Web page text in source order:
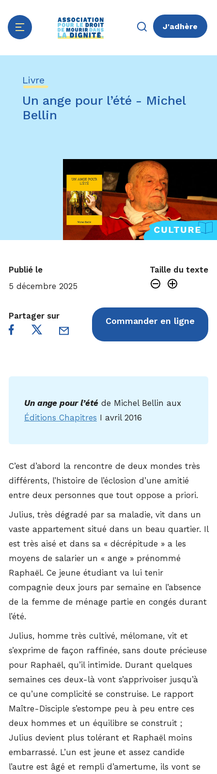
contenu
principal
J'adhère
Livre
Un ange pour l’été - Michel
Bellin
Publié le
5 décembre 2025
Taille du texte
Partager sur Commander en ligne
Un ange pour l’été de Michel Bellin aux
Éditions Chapitres I avril 2016
C’est d’abord la rencontre de deux mondes très
différents, l’histoire de l’éclosion d’une amitié
entre deux personnes que tout oppose a priori.
Julius, très dégradé par sa maladie, vit dans un
vaste appartement situé dans un beau quartier. Il
est très aisé et dans sa « décrépitude » a les
moyens de salarier un « ange » prénommé
Raphaël. Ce jeune étudiant va lui tenir
compagnie deux jours par semaine en l’absence
de la femme de ménage partie en congés durant
l’été.
Julius, homme très cultivé, mélomane, vit et
s’exprime de façon raffinée, sans doute précieuse
pour Raphaël, qu’il intimide. Durant quelques
semaines ces deux-là vont s’apprivoiser jusqu’à
ce qu’une complicité se construise. Le rapport
Maître-Disciple s’estompe peu à peu entre ces
deux hommes et un équilibre se construit ;
Julius devient plus tolérant et Raphaël moins
embarrassé. L’un est jeune et assez candide
l’autre est âgé et rempli d’amertume, ils vont se